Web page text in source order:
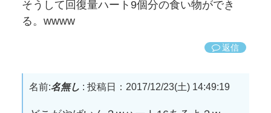
そうして回復量ハート9個分の食い物ができ
る。wwww
返信
名前:名無し : 投稿日：2017/12/23(土) 14:49:19